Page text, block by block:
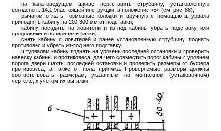
на канатоведущем шкиве переставить струбцину, установленную
согласно п. 14.1.9настоящей инструкции, в положение «Б» (см. рис. 88);
рычагом отжать тормозные колодки и вручную с помощью штурвала
приподнять кабину на 200-300 мм от подставки;
кабину посадить на ловители и из-под кабины убрать подставку или
продольные и поперечные балки;
снять кабину с ловителей и ранее установленную струбцину, поднять
противовес и убрать из-под него подставку;
штурвалам кабину поднять на уровень последней остановки и проверить
навеску кабины и противовеса, для чего совместить порог кабины с уровнем
порога двери шахты последней остановки и проверить размеры от буфера
противовеса, а также от пола приямка. Проверяемые размеры должны
соответствовать размерам, указанным на монтажном (установочном)
чертеже, с учетом их вытяжки;